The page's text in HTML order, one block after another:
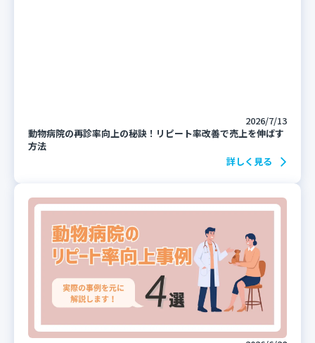
2026/7/13
動物病院の再診率向上の秘訣！リピート率改善で売上を伸ばす
方法
詳しく見る